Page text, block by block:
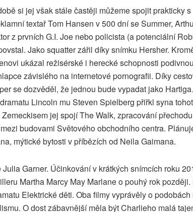
si jej však stále častěji můžeme spojit prakticky
textař Tom Hansen v 500 dní se Summer,
z prvních G.I. Joe nebo policista (a potenciální
Jako squatter zářil díky snímku Hersher.
ukázal režisérské i herecké schopnosti
závislého na internetové pornografii. Díky
se dozvěděl, že jednou bude vypadat jako
Lincoln mu Steven Spielberg přiřkl syna
jej spojí The Walk, zpracování
budovami Světového obchodního centra.
mýtické bytosti v příbězích od Neila Gaimana.
Julia Garner. Účinkování v krátkých snímcích roku
Martha Marcy May Marlane o pouhý rok
Elektrické děti. Oba filmy vyprávěly o
O dost zábavnější měla být Charlieho malá